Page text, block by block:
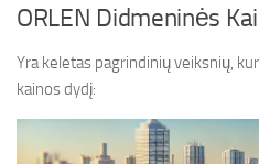
ORLEN Didmeninės
Yra keletas pagrindinių veiksnių,
kainos dydį: